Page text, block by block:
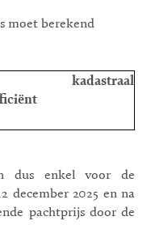
moet berekend
kadastraal
dus enkel voor de
december 2025 en na
pachtprijs door de